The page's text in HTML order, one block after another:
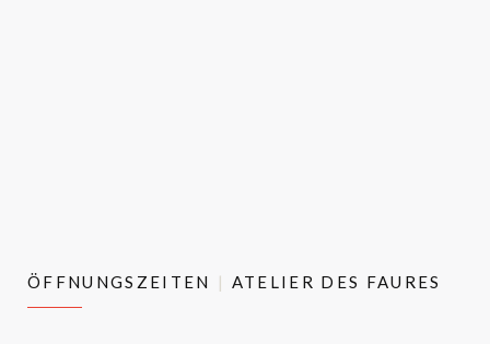
ÖFFNUNGSZEITEN ATELIER DES FAURES